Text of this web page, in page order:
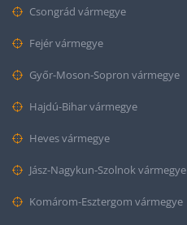
Csongrád vármegye
Fejér vármegye
Győr-Moson-Sopron vármegye
Hajdú-Bihar vármegye
Heves vármegye
Jász-Nagykun-Szolnok vármegye
Komárom-Esztergom vármegye